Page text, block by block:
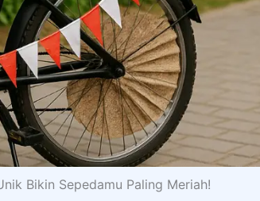
Bikin Sepedamu Paling Meriah!